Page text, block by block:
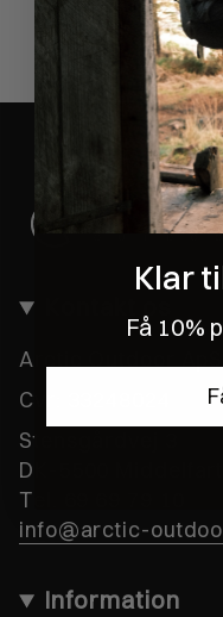
Arctic Outdoor ApS
Cvr:
Stensgårdvej 3
DK-5500 Middelfart
Tel. 69 69 79 10
info@arctic-
Information
Klar
Få 10%